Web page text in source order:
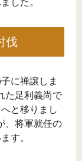
伐
に禅譲しま
た足利義尚で
と移りまし
、将軍就任の
す。